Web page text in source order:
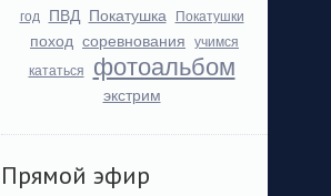
год ПВД Покатушка Покатушки
поход соревнования учимся
кататься фотоальбом
экстрим
Прямой эфир